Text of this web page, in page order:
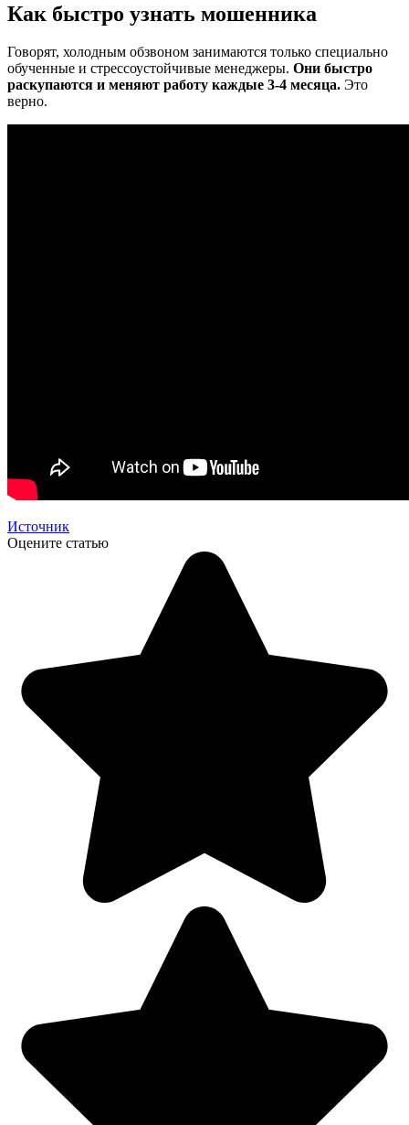
Как быстро узнать мошенника
Говорят, холодным обзвоном занимаются только специально
обученные и стрессоустойчивые менеджеры. Они быстро
раскупаются и меняют работу каждые 3-4 месяца. Это
верно.
Источник
Оцените статью